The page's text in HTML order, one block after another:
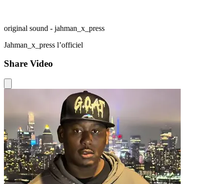
original sound - jahman_x_press
Jahman_x_press l’officiel
Share Video